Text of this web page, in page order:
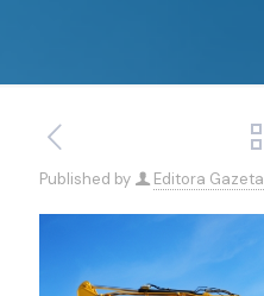
Published by Editora Gazeta